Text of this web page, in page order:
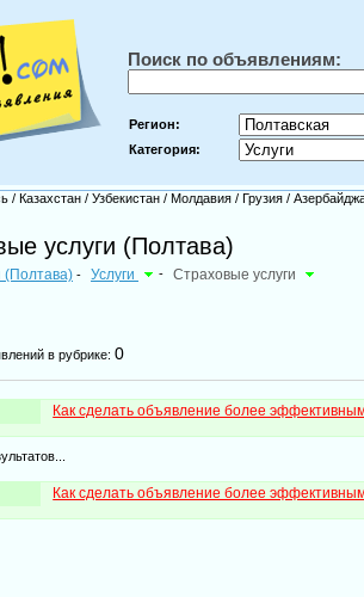
Поиск по объявлениям:
Регион:
Категория:
/ Казахстан / Узбекистан / Молдавия / Грузия /
услуги (Полтава)
- Услуги - Страховые услуги
в рубрике:0
Как сделать объявление более
Как сделать объявление более